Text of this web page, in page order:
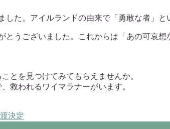
た。アイルランドの由来で「勇敢な者」
とうございました。これからは「あの可哀
とを見つけてみてもらえませんか。
救われるワイマラナーがいます。
決定